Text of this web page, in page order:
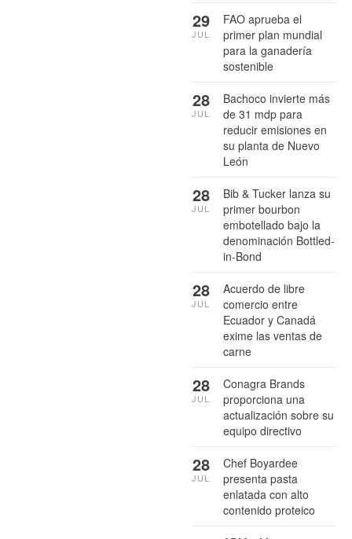
FAO aprueba el
primer plan mundial
para la ganadería
sostenible
29
JUL
Bachoco invierte más
de 31 mdp para
reducir emisiones en
su planta de Nuevo
León
28
JUL
Bib & Tucker lanza su
primer bourbon
embotellado bajo la
denominación Bottled-
in-Bond
28
JUL
Acuerdo de libre
comercio entre
Ecuador y Canadá
exime las ventas de
carne
28
JUL
Conagra Brands
proporciona una
actualización sobre su
equipo directivo
28
JUL
Chef Boyardee
presenta pasta
enlatada con alto
contenido proteico
28
JUL